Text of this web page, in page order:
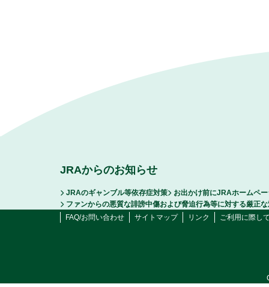
JRAからのお知らせ
JRAのギャンブル等依存症対策
お出かけ前にJRAホームペ
ファンからの悪質な誹謗中傷および脅迫行為等に対する厳正
FAQ/お問い合わせ
サイトマップ リンク ご利用に際し